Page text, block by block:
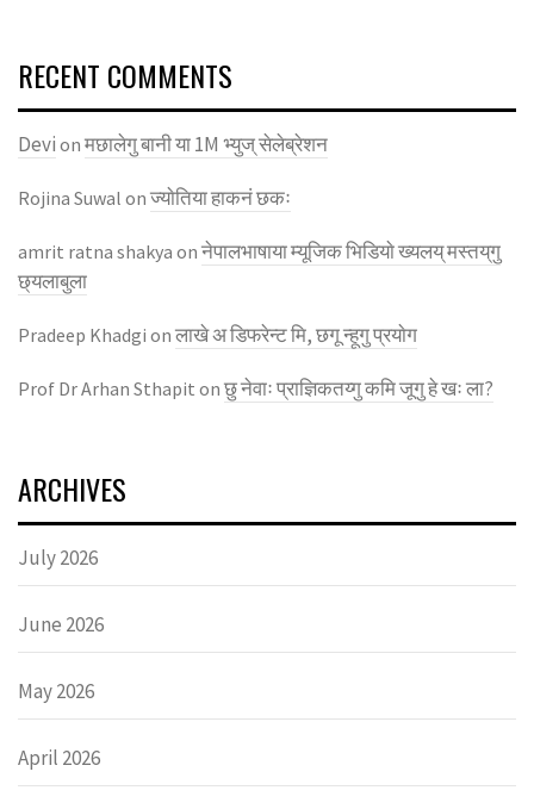
RECENT COMMENTS
Devi on मछालेगु बानी या 1M भ्युज् सेलेब्रेशन
Rojina Suwal on ज्याेतिया हाकनं छकः
amrit ratna shakya on नेपालभाषाया म्यूजिक भिडियाे ख्यलय् मस्तय्‌गु
छ्यलाबुला
Pradeep Khadgi on लाखे अ डिफरेन्ट मि, छगू न्हूगु प्रयाेग
Prof Dr Arhan Sthapit on छु नेवाः प्राज्ञिकतय्गु कमि जूगु हे खः ला?
ARCHIVES
July 2026
June 2026
May 2026
April 2026